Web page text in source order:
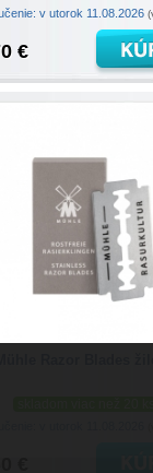
v utorok 11.08.2026
€